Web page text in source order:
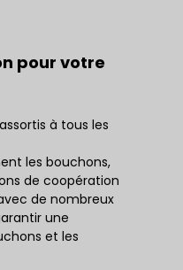
pour votre
à tous les
les bouchons,
de coopération
de nombreux
une
et les